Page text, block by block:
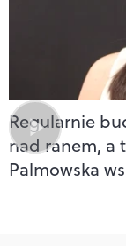
Regularnie
nad ranem, a
Palmowska